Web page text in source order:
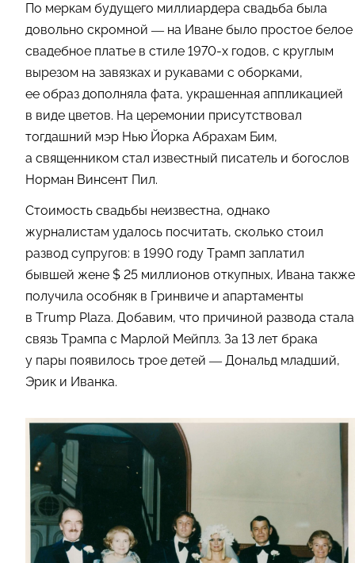
По меркам будущего миллиардера свадьба была
довольно скромной — на Иване было простое белое
свадебное платье в стиле 1970-х годов, с круглым
вырезом на завязках и рукавами с оборками,
ее образ дополняла фата, украшенная аппликацией
в виде цветов. На церемонии присутствовал
тогдашний мэр Нью Йорка Абрахам Бим,
а священником стал известный писатель и богослов
Норман Винсент Пил.
Стоимость свадьбы неизвестна, однако
журналистам удалось посчитать, сколько стоил
развод супругов: в 1990 году Трамп заплатил
бывшей жене $ 25 миллионов откупных, Ивана также
получила особняк в Гринвиче и апартаменты
в Trump Plaza. Добавим, что причиной развода стала
связь Трампа с Марлой Мейплз. За 13 лет брака
у пары появилось трое детей — Дональд младший,
Эрик и Иванка.